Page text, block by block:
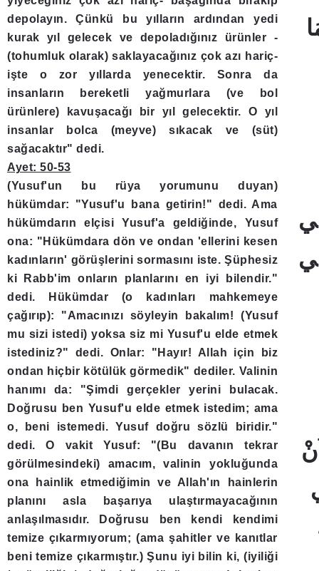
depolayın. Çünkü bu yılların ardından yedi
kurak yıl gelecek ve depoladığınız ürünler -
(tohumluk olarak) saklayacağınız çok azı hariç-
işte o zor yıllarda yenecektir. Sonra da
insanların bereketli yağmurlara (ve bol
ürünlere) kavuşacağı bir yıl gelecektir. O yıl
insanlar bolca (meyve) sıkacak ve (süt)
sağacaktır" dedi.
Ayet: 50-53
(Yusuf'un bu rüya yorumunu duyan)
hükümdar: "Yusuf'u bana getirin!" dedi. Ama
hükümdarın elçisi Yusuf'a geldiğinde, Yusuf
ona: "Hükümdara dön ve ondan 'ellerini kesen
kadınların' görüşlerini sormasını iste. Şüphesiz
ki Rabb'im onların planlarını en iyi bilendir."
dedi. Hükümdar (o kadınları mahkemeye
çağırıp): "Amacınızı söyleyin bakalım! (Yusuf
mu sizi istedi) yoksa siz mi Yusuf'u elde etmek
istediniz?" dedi. Onlar: "Hayır! Allah için biz
ondan hiçbir kötülük görmedik" dediler. Valinin
hanımı da: "Şimdi gerçekler yerini bulacak.
Doğrusu ben Yusuf'u elde etmek istedim; ama
o, beni istemedi. Yusuf doğru sözlü biridir."
dedi. O vakit Yusuf: "(Bu davanın tekrar
görülmesindeki) amacım, valinin yokluğunda
ona hainlik etmediğimin ve Allah'ın hainlerin
planını asla başarıya ulaştırmayacağının
anlaşılmasıdır. Doğrusu ben kendi kendimi
temize çıkarmıyorum; (ama şahitler ve kanıtlar
beni temize çıkarmıştır.) Şunu iyi bilin ki, (iyiliği